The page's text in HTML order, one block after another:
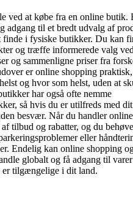
ved at købe fra en online butik.
adgang til et bredt udvalg af
i fysiske butikker. Du kan
og træffe informerede valg
og sammenligne priser fra
er online shopping
og hvor som helst, uden at
har også ofte nemme
så hvis du er utilfreds med
besvær. Når du handler
tilbud og rabatter, og du
eller
Endelig kan online shopping
globalt og få adgang til
er tilgængelige i dit land.